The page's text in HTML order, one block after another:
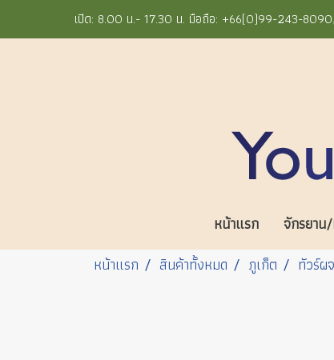
เปิด: 8.00 น.- 17.30 น. มือถือ: +66(0)99-243-
หน้าแรก จักรยาน
หน้าแรก
สินค้าทั้งหมด ภูเก็ต ทัวร์